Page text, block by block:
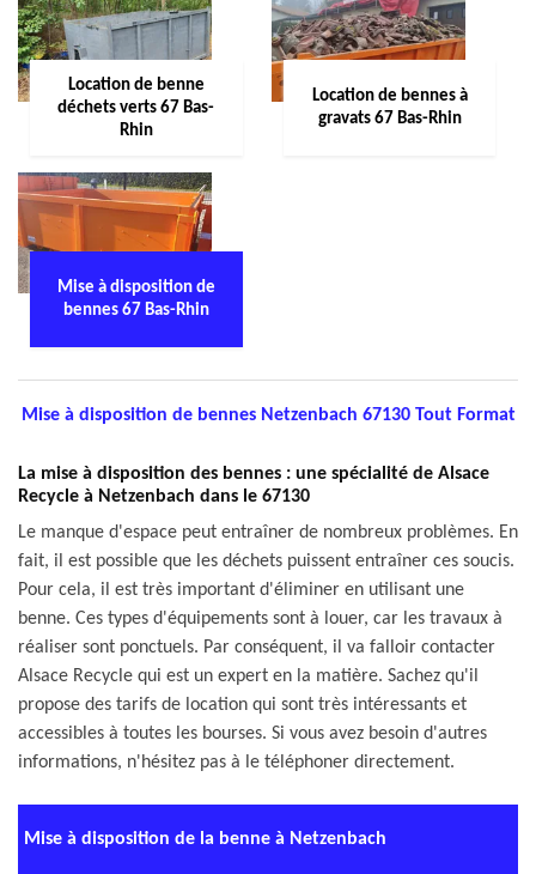
Location de benne
déchets verts 67 Bas-
Rhin
Location de bennes à
gravats 67 Bas-Rhin
Mise à disposition de
bennes 67 Bas-Rhin
Mise à disposition de bennes Netzenbach 67130 Tout Format
La mise à disposition des bennes : une spécialité de Alsace
Recycle à Netzenbach dans le 67130
Le manque d'espace peut entraîner de nombreux problèmes. En
fait, il est possible que les déchets puissent entraîner ces soucis.
Pour cela, il est très important d'éliminer en utilisant une
benne. Ces types d'équipements sont à louer, car les travaux à
réaliser sont ponctuels. Par conséquent, il va falloir contacter
Alsace Recycle qui est un expert en la matière. Sachez qu'il
propose des tarifs de location qui sont très intéressants et
accessibles à toutes les bourses. Si vous avez besoin d'autres
informations, n'hésitez pas à le téléphoner directement.
Mise à disposition de la benne à Netzenbach